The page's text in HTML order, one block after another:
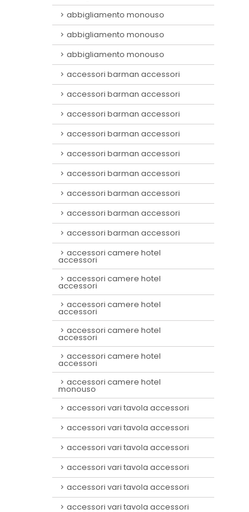
abbigliamento monouso
abbigliamento monouso
abbigliamento monouso
accessori barman accessori
accessori barman accessori
accessori barman accessori
accessori barman accessori
accessori barman accessori
accessori barman accessori
accessori barman accessori
accessori barman accessori
accessori barman accessori
accessori camere hotel
accessori
accessori camere hotel
accessori
accessori camere hotel
accessori
accessori camere hotel
accessori
accessori camere hotel
accessori
accessori camere hotel
monouso
accessori vari tavola accessori
accessori vari tavola accessori
accessori vari tavola accessori
accessori vari tavola accessori
accessori vari tavola accessori
accessori vari tavola accessori